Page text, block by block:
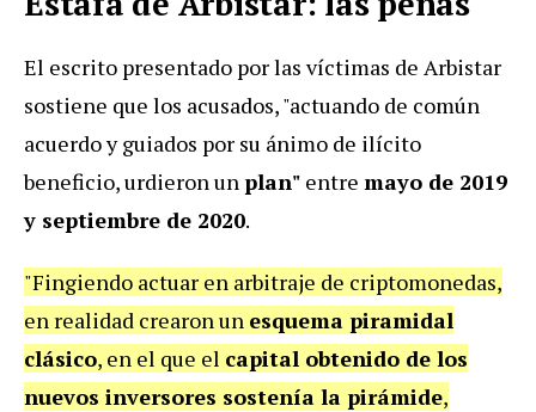
El escrito presentado por las víctimas de Arbistar
sostiene que los acusados, "actuando de común
acuerdo y guiados por su ánimo de ilícito
beneficio, urdieron un plan" entre mayo de 2019
y septiembre de 2020.
"Fingiendo actuar en arbitraje de criptomonedas,
en realidad crearon un esquema piramidal
clásico, en el que el capital obtenido de los
nuevos inversores sostenía la pirámide,